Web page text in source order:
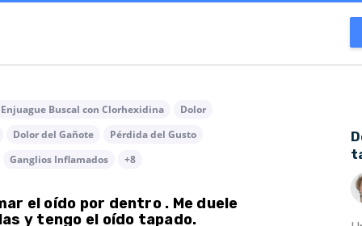
Enjuague Buscal con Clorhexidina
Dolor
Dolor del Gañote
Pérdida del Gusto
Ganglios Inflamados
+8
el oído por dentro . Me duele
y tengo el oído tapado.